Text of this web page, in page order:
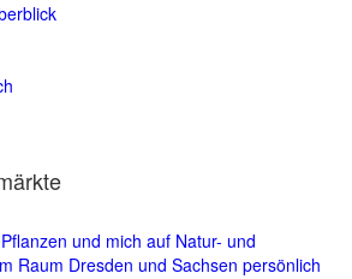
und mich auf Natur- und
Raum Dresden und Sachsen persönlich